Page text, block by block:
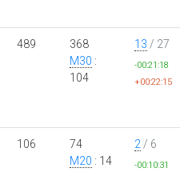
489
368
M30 :
104
13 / 27
-00:21:18
+00:22:15
106
74
M20 : 14
2 / 6
-00:10:31